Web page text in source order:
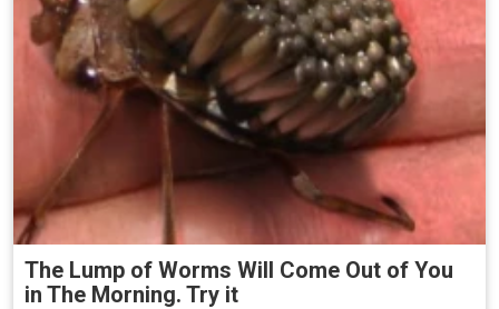
The Lump of Worms Will Come Out of You
in The Morning. Try it